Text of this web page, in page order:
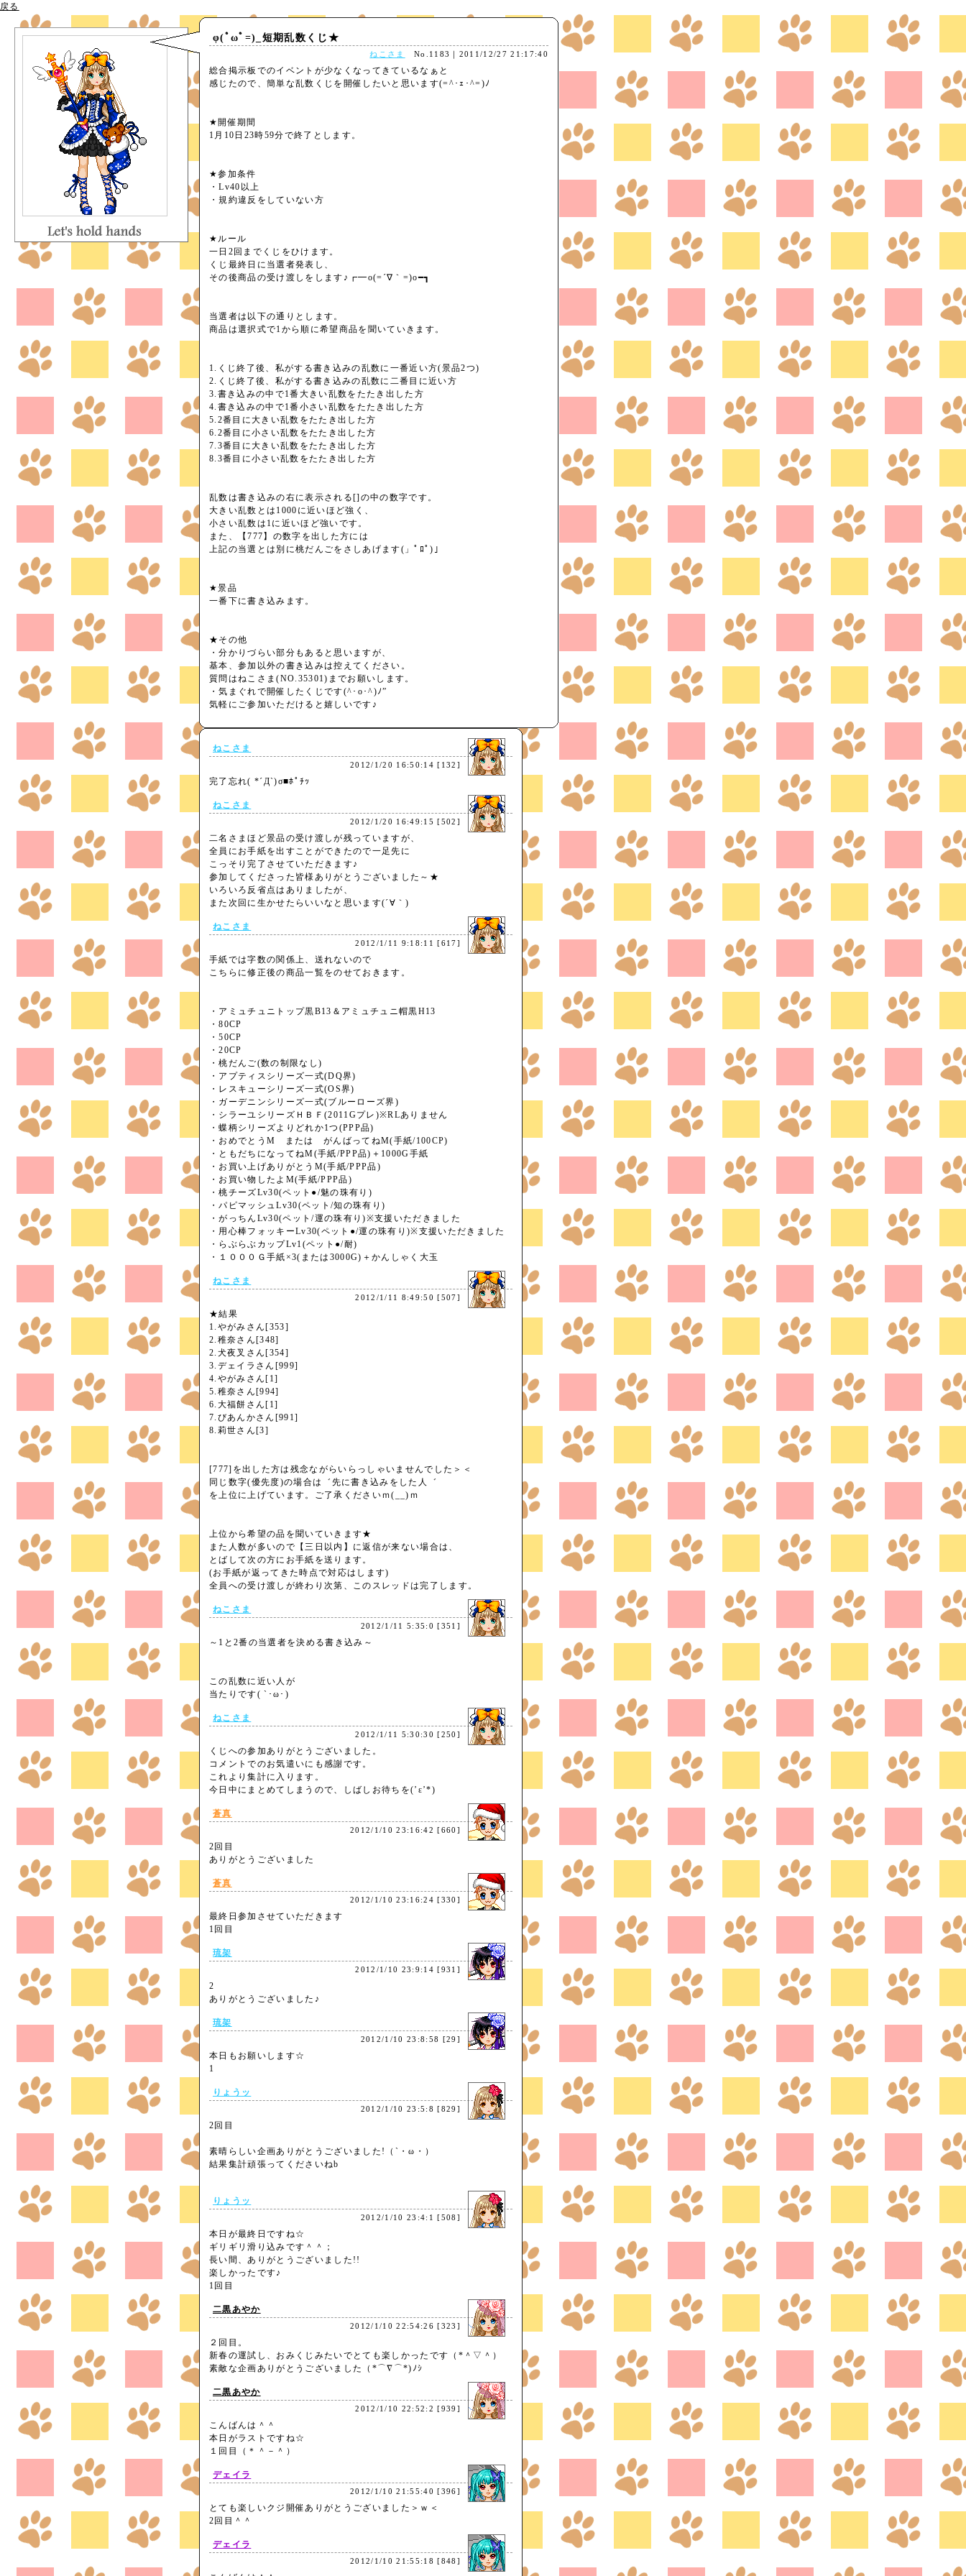
戻る
φ(ﾟωﾟ=)_短期乱数くじ★
ねこさま No.1183｜2011/12/27 21:17:40
総合掲示板でのイベントが少なくなってきているなぁと
感じたので、簡単な乱数くじを開催したいと思います(=^･ｪ･^=)ﾉ
★開催期間
1月10日23時59分で終了とします。
★参加条件
・Lv40以上
・規約違反をしていない方
★ルール
一日2回までくじをひけます。
くじ最終日に当選者発表し、
その後商品の受け渡しをします♪┏━o(=´∇｀=)o━┓
当選者は以下の通りとします。
商品は選択式で1から順に希望商品を聞いていきます。
1.くじ終了後、私がする書き込みの乱数に一番近い方(景品2つ)
2.くじ終了後、私がする書き込みの乱数に二番目に近い方
3.書き込みの中で1番大きい乱数をたたき出した方
4.書き込みの中で1番小さい乱数をたたき出した方
5.2番目に大きい乱数をたたき出した方
6.2番目に小さい乱数をたたき出した方
7.3番目に大きい乱数をたたき出した方
8.3番目に小さい乱数をたたき出した方
乱数は書き込みの右に表示される[]の中の数字です。
大きい乱数とは1000に近いほど強く、
小さい乱数は1に近いほど強いです。
また、【777】の数字を出した方には
上記の当選とは別に桃だんごをさしあげます(」ﾟﾛﾟ)｣
★景品
一番下に書き込みます。
★その他
・分かりづらい部分もあると思いますが、
基本、参加以外の書き込みは控えてください。
質問はねこさま(NO.35301)までお願いします。
・気まぐれで開催したくじです(^･o･^)ﾉ”
気軽にご参加いただけると嬉しいです♪
ねこさま
2012/1/20 16:50:14 [132]
完了忘れ( *´Д`)σ■ﾎﾟﾁｯ
ねこさま
2012/1/20 16:49:15 [502]
二名さまほど景品の受け渡しが残っていますが、
全員にお手紙を出すことができたので一足先に
こっそり完了させていただきます♪
参加してくださった皆様ありがとうございました～★
いろいろ反省点はありましたが、
また次回に生かせたらいいなと思います(´∀｀)
ねこさま
2012/1/11 9:18:11 [617]
手紙では字数の関係上、送れないので
こちらに修正後の商品一覧をのせておきます。
・アミュチュニトップ黒B13＆アミュチュニ帽黒H13
・80CP
・50CP
・20CP
・桃だんご(数の制限なし)
・アプティスシリーズ一式(DQ界)
・レスキューシリーズ一式(OS界)
・ガーデニンシリーズ一式(ブルーローズ界)
・シラーユシリーズＨＢＦ(2011Gプレ)※RLありません
・蝶柄シリーズよりどれか1つ(PPP品)
・おめでとうM または がんばってねM(手紙/100CP)
・ともだちになってねM(手紙/PPP品)＋1000G手紙
・お買い上げありがとうM(手紙/PPP品)
・お買い物したよM(手紙/PPP品)
・桃チーズLv30(ペット●/魅の珠有り)
・パピマッシュLv30(ペット/知の珠有り)
・がっちんLv30(ペット/運の珠有り)※支援いただきました
・用心棒フォッキーLv30(ペット●/運の珠有り)※支援いただきました
・らぶらぶカップLv1(ペット●/耐)
・１０００Ｇ手紙×3(または3000G)＋かんしゃく大玉
ねこさま
2012/1/11 8:49:50 [507]
★結果
1.やがみさん[353]
2.稚奈さん[348]
2.犬夜叉さん[354]
3.デェイラさん[999]
4.やがみさん[1]
5.稚奈さん[994]
6.大福餅さん[1]
7.びあんかさん[991]
8.莉世さん[3]
[777]を出した方は残念ながらいらっしゃいませんでした＞＜
同じ数字(優先度)の場合は゛先に書き込みをした人゛
を上位に上げています。ご了承くださいｍ(__)ｍ
上位から希望の品を聞いていきます★
また人数が多いので【三日以内】に返信が来ない場合は、
とばして次の方にお手紙を送ります。
(お手紙が返ってきた時点で対応はします)
全員への受け渡しが終わり次第、このスレッドは完了します。
ねこさま
2012/1/11 5:35:0 [351]
～1と2番の当選者を決める書き込み～
この乱数に近い人が
当たりです( `･ω･)
ねこさま
2012/1/11 5:30:30 [250]
くじへの参加ありがとうございました。
コメントでのお気遣いにも感謝です。
これより集計に入ります。
今日中にまとめてしまうので、しばしお待ちを(’ε’*)
蒼真
2012/1/10 23:16:42 [660]
2回目
ありがとうございました
蒼真
2012/1/10 23:16:24 [330]
最終日参加させていただきます
1回目
琉架
2012/1/10 23:9:14 [931]
2
ありがとうございました♪
琉架
2012/1/10 23:8:58 [29]
本日もお願いします☆
1
りょうッ
2012/1/10 23:5:8 [829]
2回目
素晴らしい企画ありがとうございました!（`・ω・）
結果集計頑張ってくださいねb
りょうッ
2012/1/10 23:4:1 [508]
本日が最終日ですね☆
ギリギリ滑り込みです＾＾；
長い間、ありがとうございました!!
楽しかったです♪
1回目
二黒あやか
2012/1/10 22:54:26 [323]
２回目。
新春の運試し、おみくじみたいでとても楽しかったです（*＾▽＾）
素敵な企画ありがとうございました（*⌒∇⌒*)ﾉｼ
二黒あやか
2012/1/10 22:52:2 [939]
こんばんは＾＾
本日がラストですね☆
１回目（＊＾－＾）
デェイラ
2012/1/10 21:55:40 [396]
とても楽しいクジ開催ありがとうございました＞ｗ＜
2回目＾＾
デェイラ
2012/1/10 21:55:18 [848]